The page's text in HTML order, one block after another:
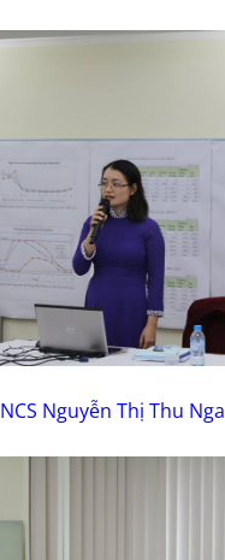
NCS Nguyễn Thị Thu Nga